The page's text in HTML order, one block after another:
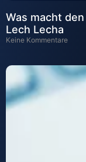
Was macht
Lech Lecha
Keine Kommentare